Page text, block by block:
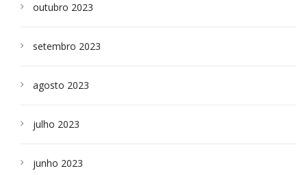
outubro 2023
setembro 2023
agosto 2023
julho 2023
junho 2023